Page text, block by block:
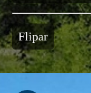
Flipar